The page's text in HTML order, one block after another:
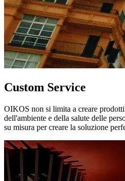
Custom Service
OIKOS non si limita a creare
dell'ambiente e della salute delle
su misura per creare la soluzione